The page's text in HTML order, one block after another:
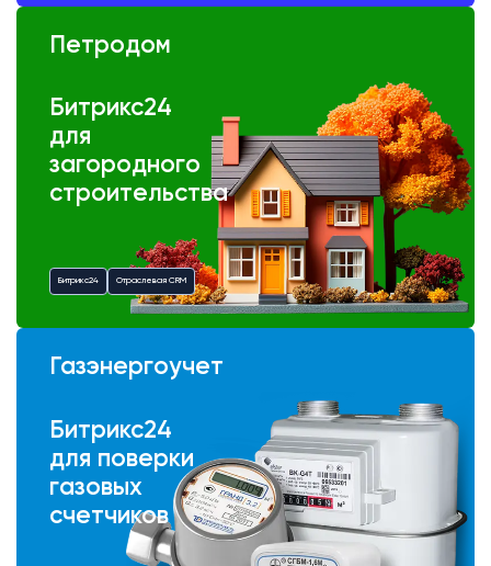
Петродом
Битрикс24
для
загородного
строительства
Битрикс24 Отраслевая CRM
Газэнергоучет
Битрикс24
для поверки
газовых
счетчиков